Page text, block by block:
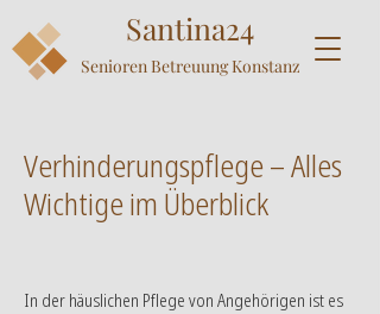
Santina24
Senioren Betreuung Konstanz
Verhinderungspflege – Alles
Wichtige im Überblick
In der häuslichen Pflege von Angehörigen ist es